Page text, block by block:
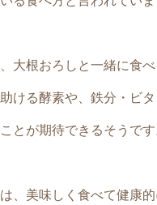
大根おろしと一緒に食
ける酵素や、鉄分・ビ
とが期待できるそうです
、美味しく食べて健康